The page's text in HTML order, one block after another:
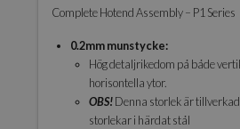
Complete Hotend Assembly – P1 Series
0.2mm munstycke:
Hög detaljrikedom på både
horisontella ytor.
OBS!Denna storlek är
storlekar i härdat stål